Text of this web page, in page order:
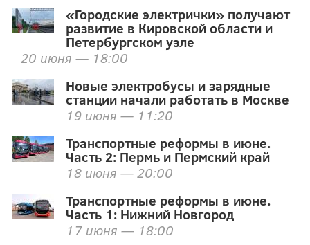
«Городские электрички» получают
развитие в Кировской области и
Петербургском узле
20 июня — 18:00
Новые электробусы и зарядные
станции начали работать в Москве
19 июня — 11:20
Транспортные реформы в июне.
Часть 2: Пермь и Пермский край
18 июня — 20:00
Транспортные реформы в июне.
Часть 1: Нижний Новгород
17 июня — 18:00